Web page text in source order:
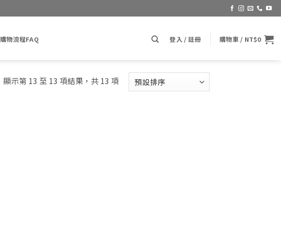
購物流程FAQ 登入 / 註冊 購物車 / NT$0
顯示第 13 至 13 項結果，共 13 項